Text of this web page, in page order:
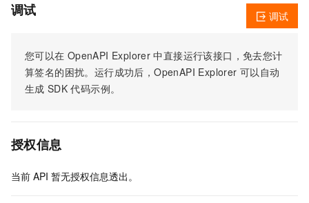
调试
您可以在 OpenAPI Explorer 中直接运行该接口，免去您计
算签名的困扰。运行成功后，OpenAPI Explorer 可以自动
生成 SDK 代码示例。
调试
授权信息
当前 API 暂无授权信息透出。